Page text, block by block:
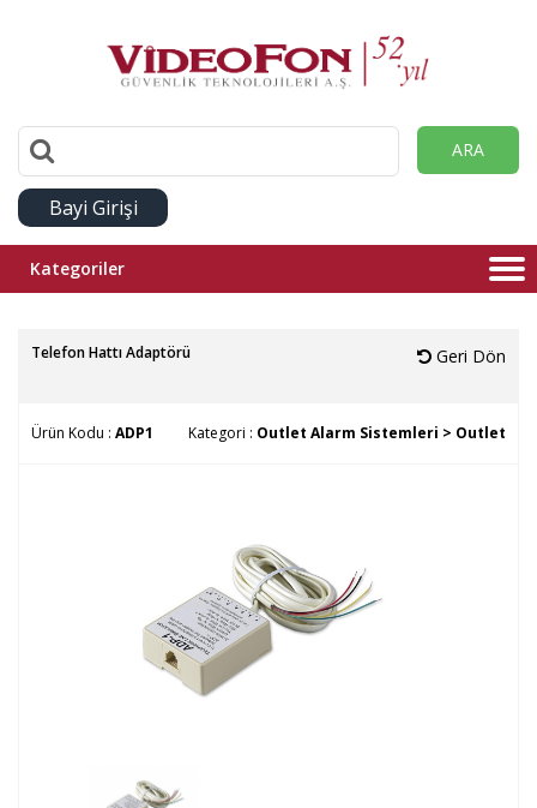
ARA
Bayi Girişi
Kategoriler
Telefon Hattı Adaptörü Geri Dön
Ürün Kodu : ADP1 Kategori : Outlet Alarm Sistemleri > Outlet